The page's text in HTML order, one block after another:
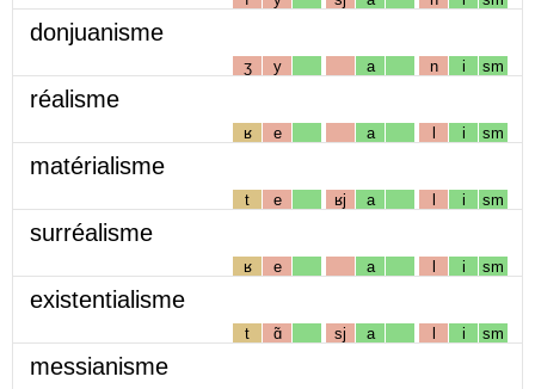
donjuanisme
ʒ y a n i sm
réalisme
ʁ e a l i sm
matérialisme
t e ʁj a l i sm
surréalisme
ʁ e a l i sm
existentialisme
t ɑ̃ sj a l i sm
messianisme